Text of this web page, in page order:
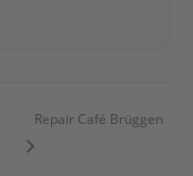
Repair Café Brüggen